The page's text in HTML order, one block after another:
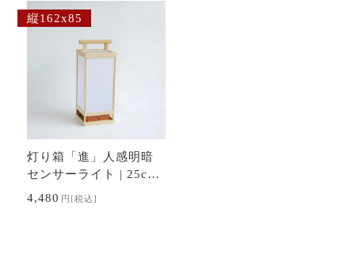
灯り箱「進」人感明暗
センサーライト | 25cm
手持ち行灯〜江戸の照
4,480 円 [税込]
縦162x85